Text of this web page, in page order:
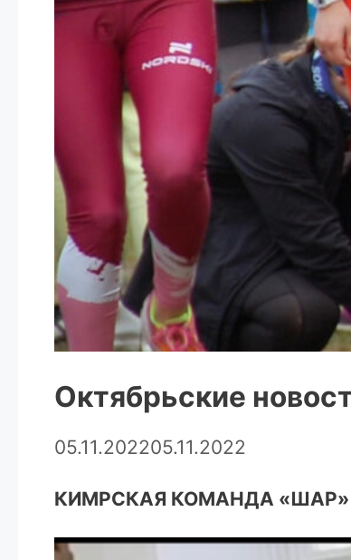
Октябрьские
05.11.202205.11.2022
КИМРСКАЯ КОМАНДА «ШАР»